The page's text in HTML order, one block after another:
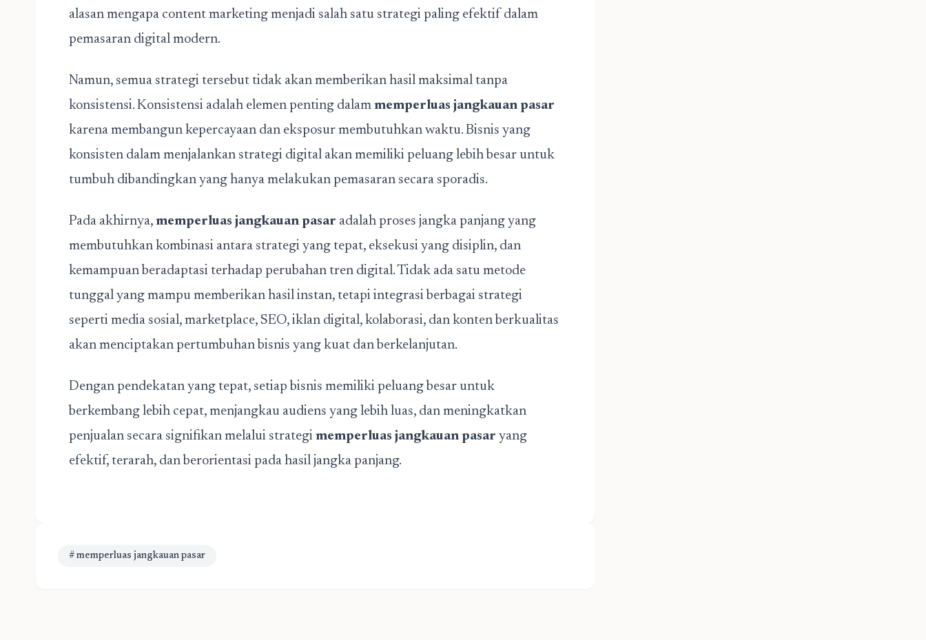
alasan mengapa content marketing menjadi salah satu strategi paling efektif dalam
pemasaran digital modern.
Namun, semua strategi tersebut tidak akan memberikan hasil maksimal tanpa
konsistensi. Konsistensi adalah elemen penting dalam memperluas jangkauan pasar
karena membangun kepercayaan dan eksposur membutuhkan waktu. Bisnis yang
konsisten dalam menjalankan strategi digital akan memiliki peluang lebih besar untuk
tumbuh dibandingkan yang hanya melakukan pemasaran secara sporadis.
Pada akhirnya, memperluas jangkauan pasar adalah proses jangka panjang yang
membutuhkan kombinasi antara strategi yang tepat, eksekusi yang disiplin, dan
kemampuan beradaptasi terhadap perubahan tren digital. Tidak ada satu metode
tunggal yang mampu memberikan hasil instan, tetapi integrasi berbagai strategi
seperti media sosial, marketplace, SEO, iklan digital, kolaborasi, dan konten berkualitas
akan menciptakan pertumbuhan bisnis yang kuat dan berkelanjutan.
Dengan pendekatan yang tepat, setiap bisnis memiliki peluang besar untuk
berkembang lebih cepat, menjangkau audiens yang lebih luas, dan meningkatkan
penjualan secara signifikan melalui strategi memperluas jangkauan pasar yang
efektif, terarah, dan berorientasi pada hasil jangka panjang.
# memperluas jangkauan pasar